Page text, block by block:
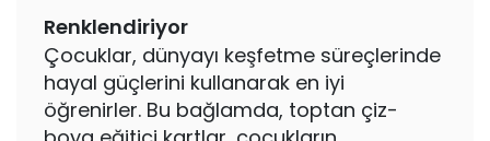
Renklendiriyor
Çocuklar, dünyayı keşfetme süreçlerinde
hayal güçlerini kullanarak en iyi
öğrenirler. Bu bağlamda, toptan çiz-